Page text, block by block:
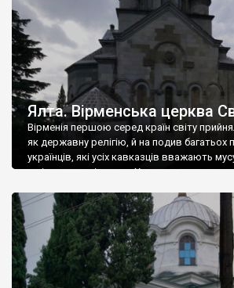
Ялта. Вірменська церква
Вірменія першою серед країн світу
як державну релігію, й на подив багатьох
українців, які усіх кавказців вважають
є відданими вірянами Христа